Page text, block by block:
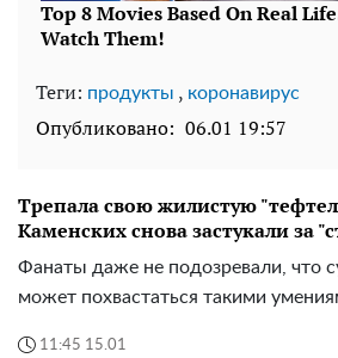
Теги: продукты , коронавирус
Опубликовано: 06.01 19:57
Трепала свою жилистую
Каменских снова застукали за
Фанаты даже не подозревали, что
может похвастаться такими
11:45 15.01